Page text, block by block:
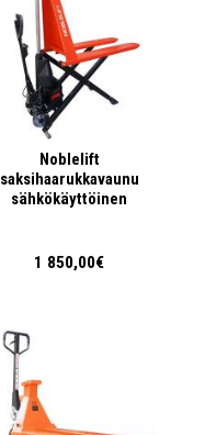
Noblelift
saksihaarukkavaunu
sähkökäyttöinen
1 850,00€